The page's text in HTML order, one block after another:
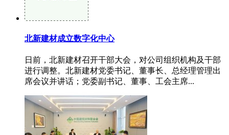
北新建材成立数字化中心
日前，北新建材召开干部大会，对公司组织机构及干部
进行调整。北新建材党委书记、董事长、总经理管理出
席会议并讲话；党委副书记、董事、工会主席...